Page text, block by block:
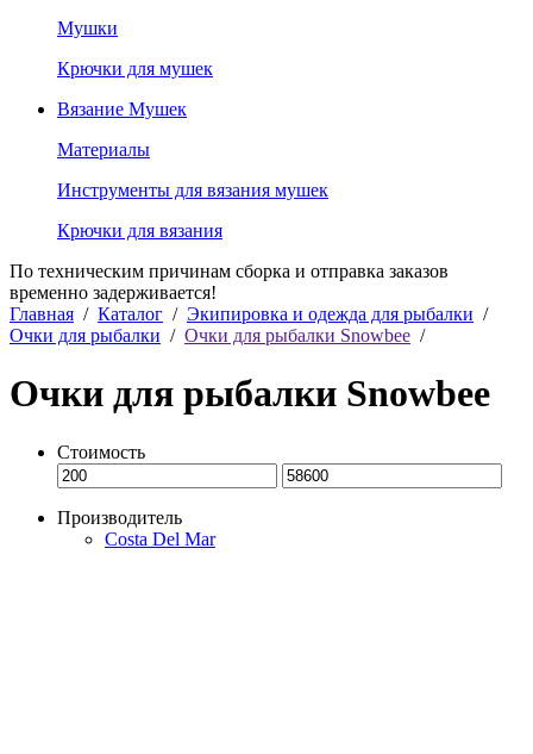
Мушки
Крючки для мушек
Вязание Мушек
Материалы
Инструменты для вязания мушек
Крючки для вязания
По техническим причинам сборка и отправка заказов
временно задерживается!
Главная / Каталог / Экипировка и одежда для рыбалки /
Очки для рыбалки / Очки для рыбалки Snowbee /
Очки для рыбалки Snowbee
Стоимость
Производитель
Costa Del Mar